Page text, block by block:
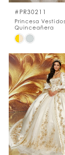
#PR30211
Princesa
Quinceañera
Skip
List
#43704c78c5
to
end